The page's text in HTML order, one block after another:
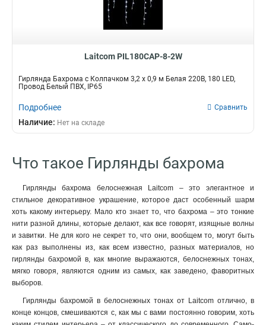
Laitcom PIL180CAP-8-2W
Гирлянда Бахрома с Колпачком 3,2 x 0,9 м Белая 220В, 180 LED,
Провод Белый ПВХ, IP65
Подробнее Сравнить
Наличие: Нет на складе
Что такое Гирлянды бахрома
Гирлянды бахрома белоснежная Laitcom – это элегантное и
стильное декоративное украшение, которое даст особенный шарм
хоть какому интерьеру. Мало кто знает то, что бахрома – это тонкие
нити разной длины, которые делают, как все говорят, изящные волны
и завитки. Не для кого не секрет то, что они, вообщем то, могут быть
как раз выполнены из, как всем известно, разных материалов, но
гирлянды бахромой в, как многие выражаются, белоснежных тонах,
мягко говоря, являются одним из самых, как заведено, фаворитных
выборов.
Гирлянды бахромой в белоснежных тонах от Laitcom отлично, в
конце концов, смешиваются с, как мы с вами постоянно говорим, хоть